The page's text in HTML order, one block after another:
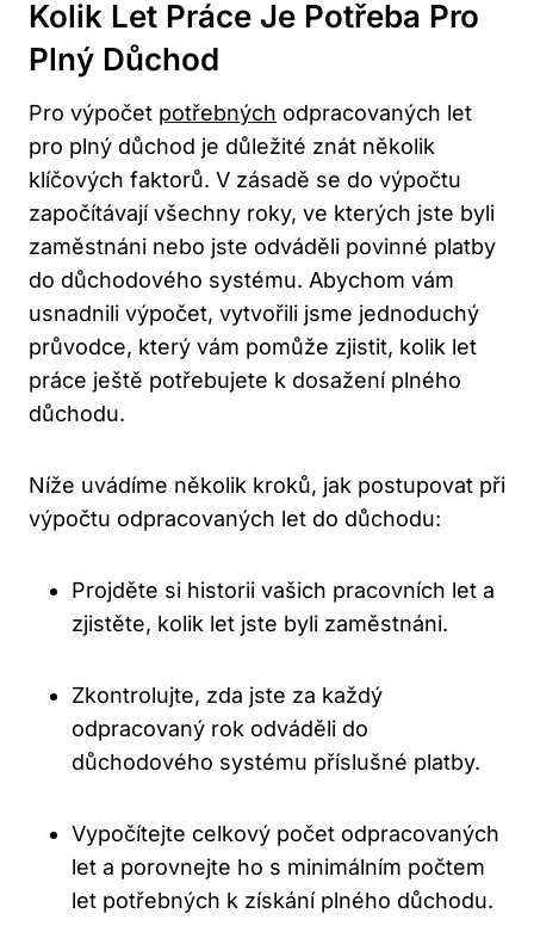
Kolik Let Práce Je Potřeba Pro
Plný Důchod
Pro výpočet potřebných odpracovaných let
pro plný důchod je důležité znát několik
klíčových faktorů. V zásadě se do výpočtu
započítávají všechny roky, ve kterých jste byli
zaměstnáni nebo jste odváděli povinné platby
do důchodového systému. Abychom vám
usnadnili výpočet, vytvořili jsme jednoduchý
průvodce, který vám pomůže zjistit, kolik let
práce ještě potřebujete k dosažení plného
důchodu.
Níže uvádíme několik kroků, jak postupovat při
výpočtu odpracovaných let do důchodu:
Projděte si historii vašich pracovních let a
zjistěte, kolik let jste byli zaměstnáni.
Zkontrolujte, zda jste za každý
odpracovaný rok odváděli do
důchodového systému příslušné platby.
Vypočítejte celkový počet odpracovaných
let a porovnejte ho s minimálním počtem
let potřebných k získání plného důchodu.